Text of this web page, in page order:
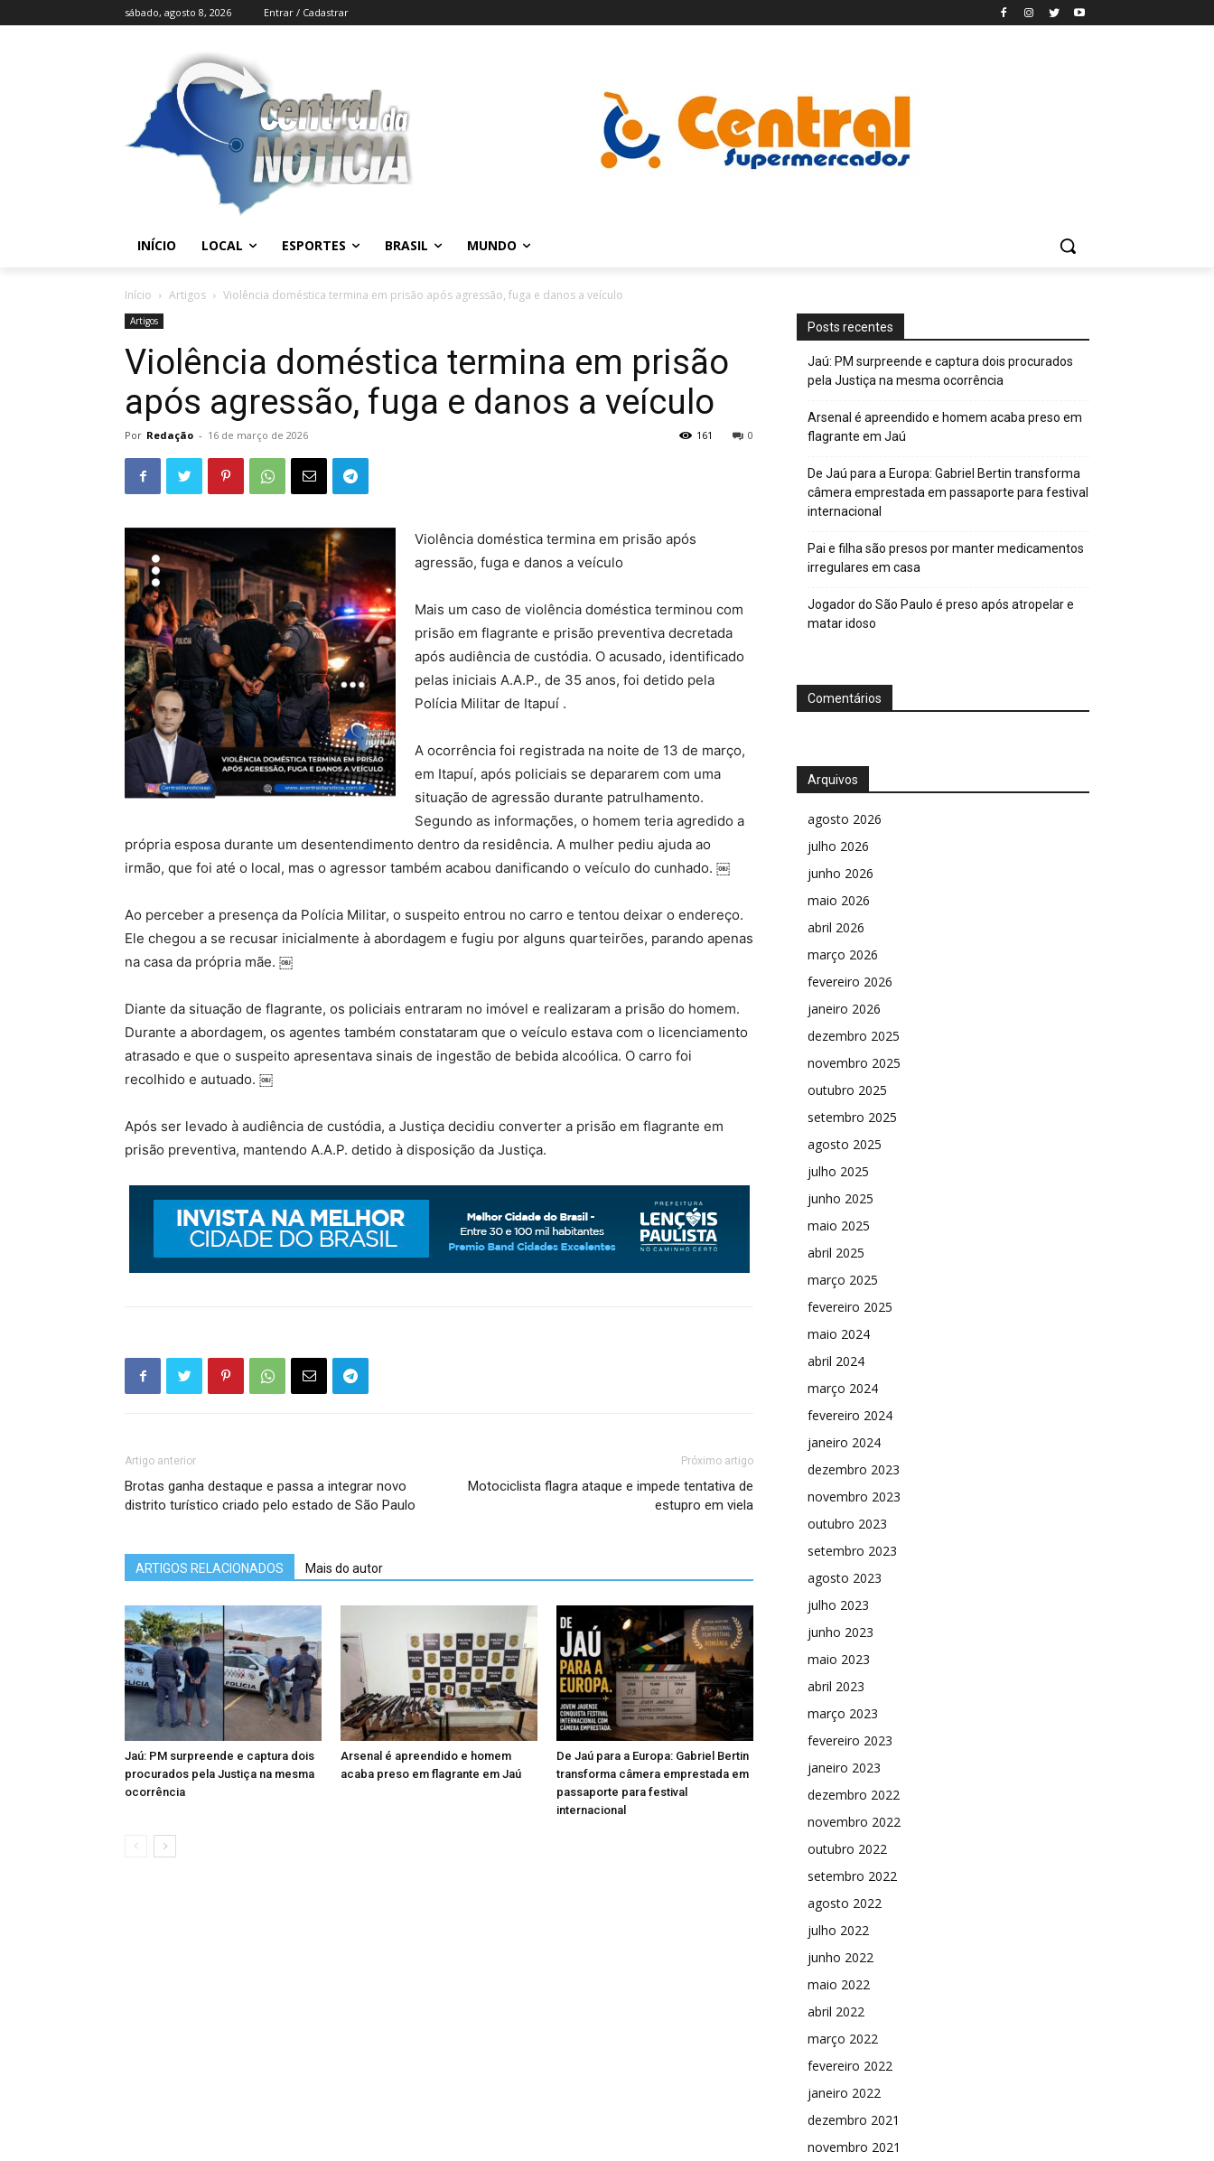
sábado, agosto 8, 2026 Entrar / Cadastrar
INÍCIO LOCAL ESPORTES BRASIL MUNDO
Início Artigos Violência doméstica termina em prisão após agressão, fuga e danos a veículo
Artigos
Violência doméstica termina em prisão
após agressão, fuga e danos a veículo
Por Redação - 16 de março de 2026 0
161
Violência doméstica termina em prisão após
agressão, fuga e danos a veículo
Mais um caso de violência doméstica terminou com
prisão em flagrante e prisão preventiva decretada
após audiência de custódia. O acusado, identificado
pelas iniciais A.A.P., de 35 anos, foi detido pela
Polícia Militar de Itapuí .
A ocorrência foi registrada na noite de 13 de março,
em Itapuí, após policiais se depararem com uma
situação de agressão durante patrulhamento.
Segundo as informações, o homem teria agredido a
própria esposa durante um desentendimento dentro da residência. A mulher pediu ajuda ao
irmão, que foi até o local, mas o agressor também acabou danificando o veículo do cunhado. ￼
Ao perceber a presença da Polícia Militar, o suspeito entrou no carro e tentou deixar o endereço.
Ele chegou a se recusar inicialmente à abordagem e fugiu por alguns quarteirões, parando apenas
na casa da própria mãe. ￼
Diante da situação de flagrante, os policiais entraram no imóvel e realizaram a prisão do homem.
Durante a abordagem, os agentes também constataram que o veículo estava com o licenciamento
atrasado e que o suspeito apresentava sinais de ingestão de bebida alcoólica. O carro foi
recolhido e autuado. ￼
Após ser levado à audiência de custódia, a Justiça decidiu converter a prisão em flagrante em
prisão preventiva, mantendo A.A.P. detido à disposição da Justiça.
Artigo anterior
Brotas ganha destaque e passa a integrar novo
distrito turístico criado pelo estado de São Paulo
Próximo artigo
Motociclista flagra ataque e impede tentativa de
estupro em viela
ARTIGOS RELACIONADOS Mais do autor
Jaú: PM surpreende e captura dois
procurados pela Justiça na mesma
ocorrência
Arsenal é apreendido e homem
acaba preso em flagrante em Jaú
De Jaú para a Europa: Gabriel Bertin
transforma câmera emprestada em
passaporte para festival
internacional
Posts recentes
Jaú: PM surpreende e captura dois procurados
pela Justiça na mesma ocorrência
Arsenal é apreendido e homem acaba preso em
flagrante em Jaú
De Jaú para a Europa: Gabriel Bertin transforma
câmera emprestada em passaporte para festival
internacional
Pai e filha são presos por manter medicamentos
irregulares em casa
Jogador do São Paulo é preso após atropelar e
matar idoso
Comentários
Arquivos
agosto 2026
julho 2026
junho 2026
maio 2026
abril 2026
março 2026
fevereiro 2026
janeiro 2026
dezembro 2025
novembro 2025
outubro 2025
setembro 2025
agosto 2025
julho 2025
junho 2025
maio 2025
abril 2025
março 2025
fevereiro 2025
maio 2024
abril 2024
março 2024
fevereiro 2024
janeiro 2024
dezembro 2023
novembro 2023
outubro 2023
setembro 2023
agosto 2023
julho 2023
junho 2023
maio 2023
abril 2023
março 2023
fevereiro 2023
janeiro 2023
dezembro 2022
novembro 2022
outubro 2022
setembro 2022
agosto 2022
julho 2022
junho 2022
maio 2022
abril 2022
março 2022
fevereiro 2022
janeiro 2022
dezembro 2021
novembro 2021